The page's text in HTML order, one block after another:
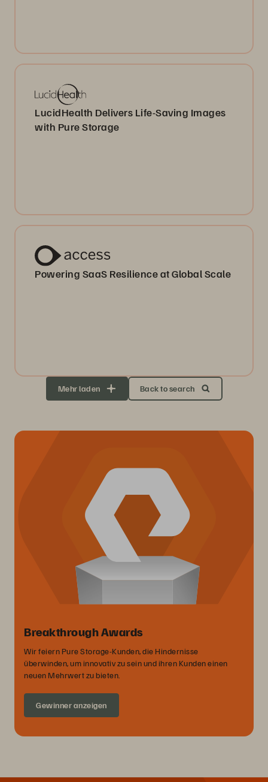
LucidHealth Delivers Life-Saving Images
with Pure Storage
Powering SaaS Resilience at Global Scale
Mehr laden Back to search
Breakthrough Awards
Wir feiern Pure Storage-Kunden, die Hindernisse
überwinden, um innovativ zu sein und ihren Kunden einen
neuen Mehrwert zu bieten.
Gewinner anzeigen